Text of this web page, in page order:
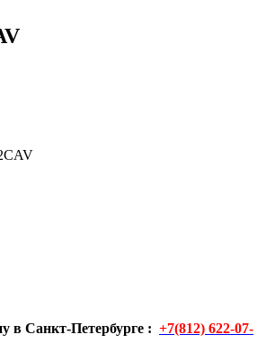
в Санкт-Петербурге : +7(812) 622-07-